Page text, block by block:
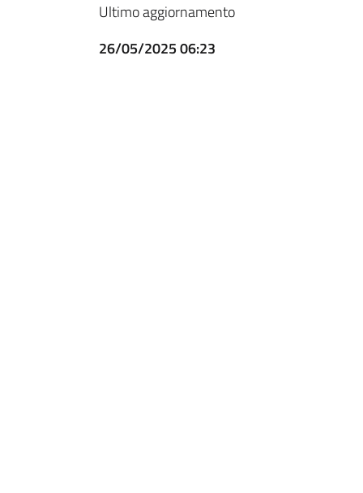
Ultimo aggiornamento
26/05/2025 06:23